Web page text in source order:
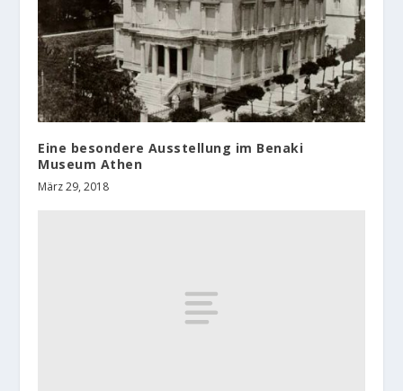
Eine besondere Ausstellung im Benaki
Museum Athen
März 29, 2018